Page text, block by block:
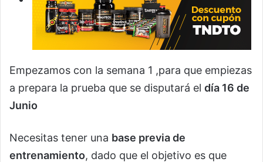
Empezamos con la semana 1 ,para que empiezas
a prepara la prueba que se disputará el día 16 de
Junio
Necesitas tener una base previa de
entrenamiento, dado que el objetivo es que